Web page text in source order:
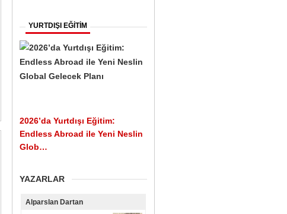
YURTDIŞI EĞİTİM
2026’da Yurtdışı Eğitim:
Endless Abroad ile Yeni Neslin
Glob…
YAZARLAR
Alparslan Dartan